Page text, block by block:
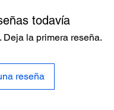
todavía
la primera reseña.
reseña